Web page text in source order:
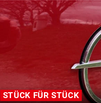
STÜCK FÜR STÜCK